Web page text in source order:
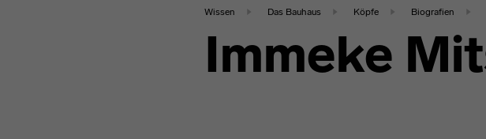
Wissen Das Bauhaus Köpfe Biografien
Immeke